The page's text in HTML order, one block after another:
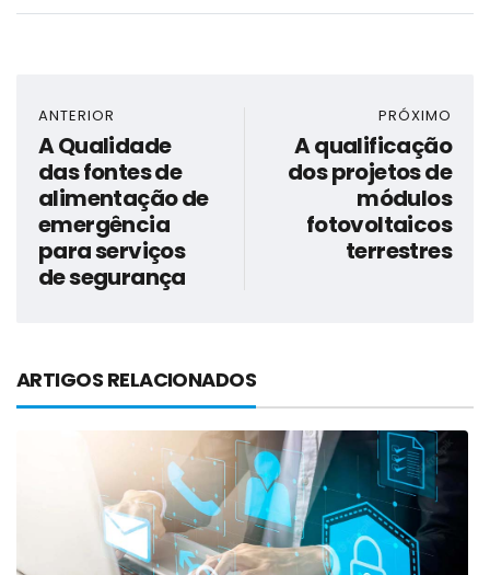
ANTERIOR
A Qualidade
das fontes de
alimentação de
emergência
para serviços
de segurança
PRÓXIMO
A qualificação
dos projetos de
módulos
fotovoltaicos
terrestres
ARTIGOS RELACIONADOS